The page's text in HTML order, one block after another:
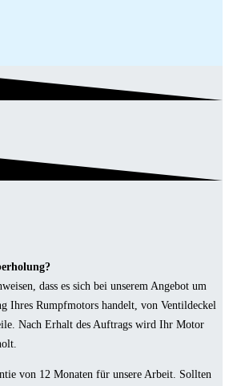
dass es sich bei unserem Angebot um
Ihres Rumpfmotors handelt, von Ventildeckel
Nach Erhalt des Auftrags wird Ihr Motor
von 12 Monaten für unsere Arbeit. Sollten